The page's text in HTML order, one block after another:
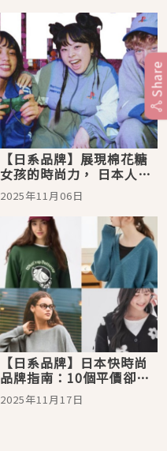
【日系品牌】展現棉花糖
女孩的時尚力， 日本人氣
大尺碼品牌5選
2025年11月06日
【日系品牌】日本快時尚
品牌指南：10個平價卻又
充滿品味的穿搭選擇
2025年11月17日
Share